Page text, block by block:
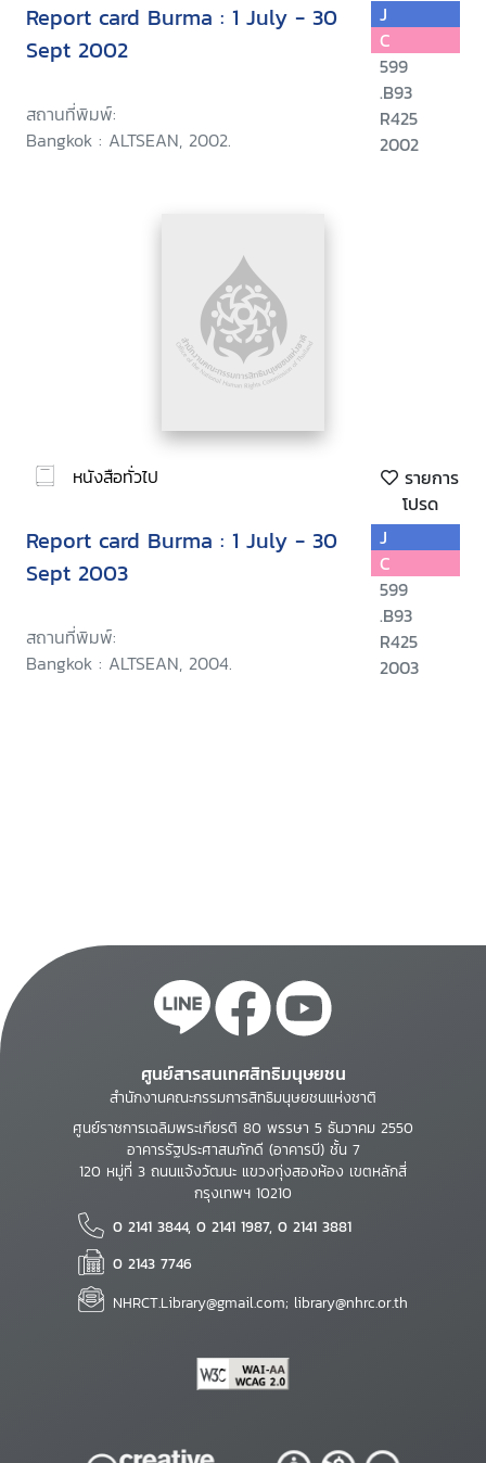
Report card Burma : 1 July - 30
Sept 2002
สถานที่พิมพ์:
Bangkok : ALTSEAN, 2002.
J
C
599
.B93
R425
2002
หนังสือทั่วไป
รายการ
โปรด
Report card Burma : 1 July - 30
Sept 2003
สถานที่พิมพ์:
Bangkok : ALTSEAN, 2004.
J
C
599
.B93
R425
2003
ศูนย์สารสนเทศสิทธิมนุษยชน
สำนักงานคณะกรรมการสิทธิมนุษยชนแห่งชาติ
ศูนย์ราชการเฉลิมพระเกียรติ 80 พรรษา 5 ธันวาคม 2550
อาคารรัฐประศาสนภักดี (อาคารบี) ชั้น 7
120 หมู่ที่ 3 ถนนแจ้งวัฒนะ แขวงทุ่งสองห้อง เขตหลักสี่
กรุงเทพฯ 10210
0 2141 3844, 0 2141 1987, 0 2141 3881
0 2143 7746
NHRCT.Library@gmail.com; library@nhrc.or.th